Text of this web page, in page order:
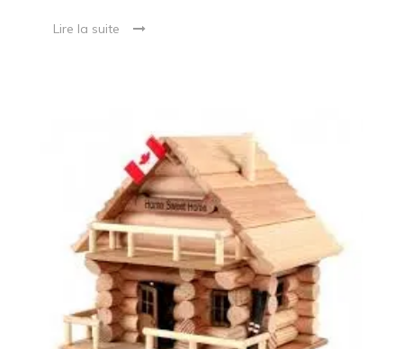
Lire la suite